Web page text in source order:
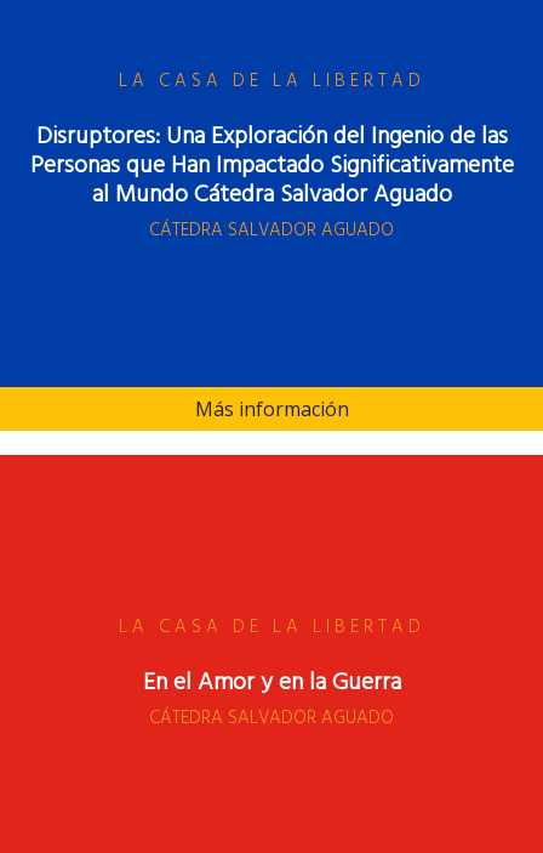
LA CASA DE LA LIBERTAD
Disruptores: Una Exploración del Ingenio de las
Personas que Han Impactado Significativamente
al Mundo Cátedra Salvador Aguado
CÁTEDRA SALVADOR AGUADO
Más información
LA CASA DE LA LIBERTAD
En el Amor y en la Guerra
CÁTEDRA SALVADOR AGUADO